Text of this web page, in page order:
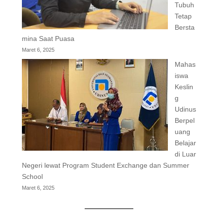
Tubuh
Tetap
Bersta
mina Saat Puasa
Maret 6, 2025
Mahas
iswa
Keslin
g
Udinus
Berpel
uang
Belajar
di Luar
Negeri lewat Program Student Exchange dan Summer
School
Maret 6, 2025